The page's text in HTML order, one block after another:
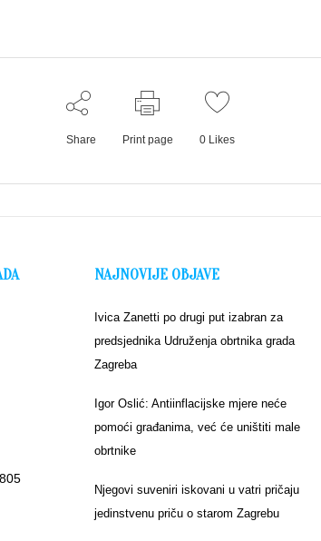
Share Print page 0Likes
NAJNOVIJE OBJAVE
Ivica Zanetti po drugi put izabran za
predsjednika Udruženja obrtnika grada
Zagreba
Igor Oslić: Antiinflacijske mjere neće
pomoći građanima, već će uništiti male
obrtnike
Njegovi suveniri iskovani u vatri pričaju
jedinstvenu priču o starom Zagrebu